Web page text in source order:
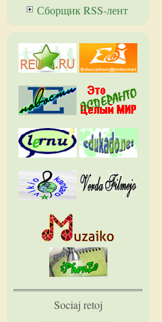
Сборщик RSS-лент
Sociaj retoj